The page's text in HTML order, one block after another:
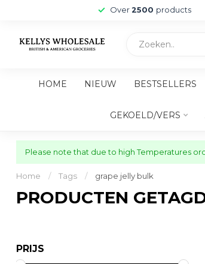
Over 2500 products
HOME NIEUW BESTSELLERS
GEKOELD/VERS
Please note that due to high Temperatures
Home / Tags / grape jelly bulk
PRODUCTEN
PRIJS